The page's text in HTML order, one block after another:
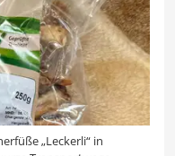
„Leckerli“ in